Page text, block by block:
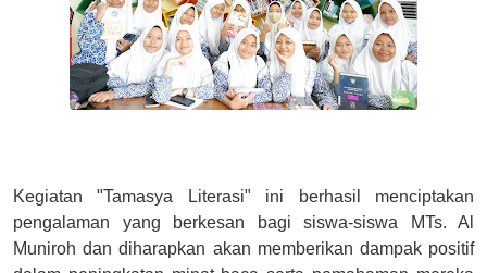
Kegiatan "Tamasya Literasi" ini berhasil menciptakan
pengalaman yang berkesan bagi siswa-siswa MTs. Al
Muniroh dan diharapkan akan memberikan dampak positif